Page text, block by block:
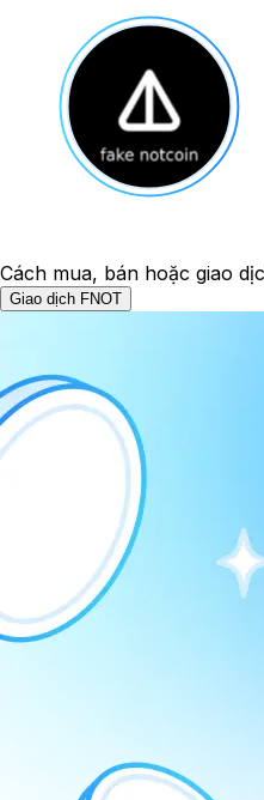
Cách mua, bán hoặc giao
Giao dịch FNOT